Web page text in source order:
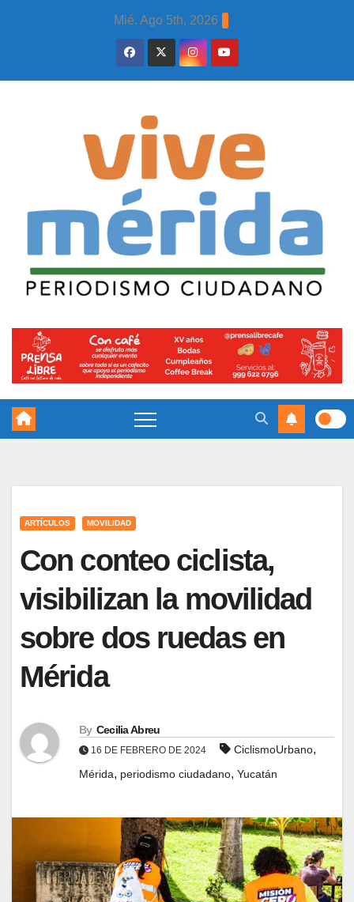
Mié. Ago 5th, 2026
ARTÍCULOS MOVILIDAD
Con conteo ciclista,
visibilizan la movilidad
sobre dos ruedas en
Mérida
By Cecilia Abreu
16 DE FEBRERO DE 2024 CiclismoUrbano,
Mérida, periodismo ciudadano, Yucatán